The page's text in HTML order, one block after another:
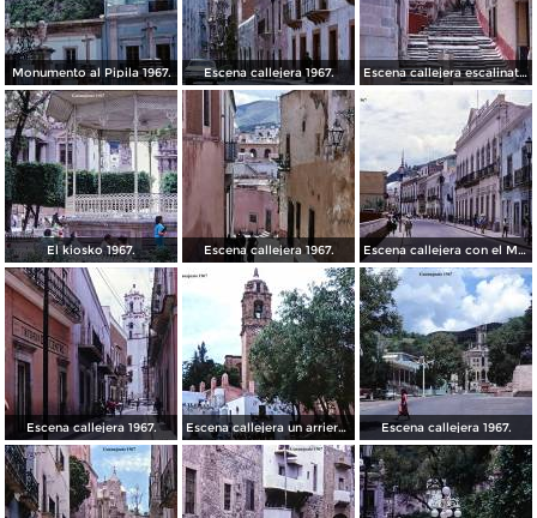
Monumento al Pipila 1967. Escena callejera 1967. Escena callejera escalinata 1967.
El kiosko 1967. Escena callejera 1967. Escena callejera con el Mto al Pipila al fondo 1967.
Escena callejera 1967. Escena callejera un arriero 1967. Escena callejera 1967.